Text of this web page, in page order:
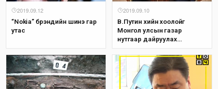
2019.09.12
“Nokia” брэндийн шинэ гар
утас
2019.09.10
В.Путин хийн хоолойг
Монгол улсын газар
нутгаар дайруулах
боломжийг судлах
даалгавар өглөө